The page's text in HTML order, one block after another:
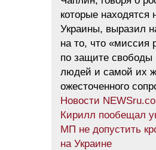
которые находятся
Украины, выразил
на то, что «миссия
по защите свободы
людей и самой их
ожесточенного
Новости
Кирилл пообещал
МП не допустить
на Украине